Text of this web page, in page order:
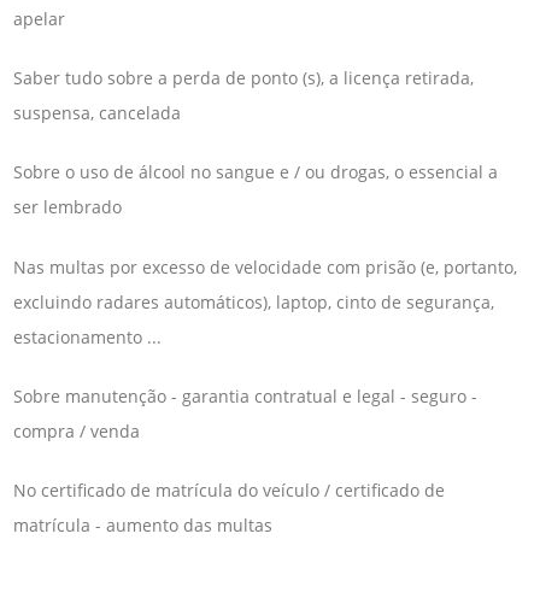
apelar
Saber tudo sobre a perda de ponto (s), a licença retirada,
suspensa, cancelada
Sobre o uso de álcool no sangue e / ou drogas, o essencial a
ser lembrado
Nas multas por excesso de velocidade com prisão (e, portanto,
excluindo radares automáticos), laptop, cinto de segurança,
estacionamento ...
Sobre manutenção - garantia contratual e legal - seguro -
compra / venda
No certificado de matrícula do veículo / certificado de
matrícula - aumento das multas